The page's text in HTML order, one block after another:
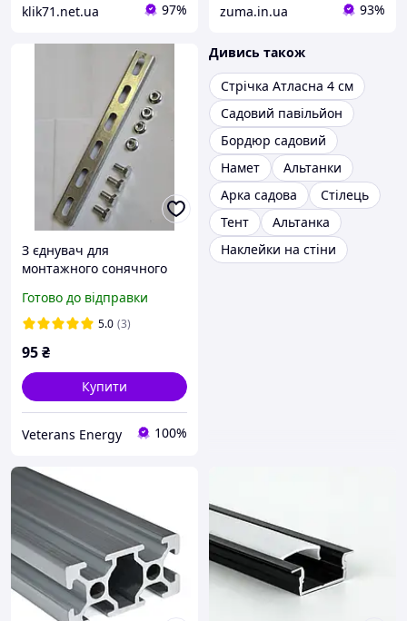
klik71.net.ua 97% zuma.in.ua 93%
З єднувач для
монтажного сонячного
41х41(рейка 16х34х300
мм) з кріпленням М10 (4
Готово до відправки
5.0 (3)
95₴
Купити
Veterans Energy 100%
Дивись також
Стрічка Атласна 4 см
Садовий павільйон
Бордюр садовий
Намет
Альтанки
Арка садова
Стілець
Тент
Альтанка
Наклейки на стіни